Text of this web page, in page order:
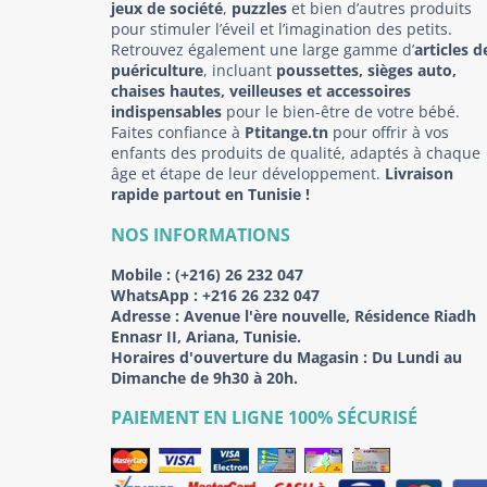
jeux de société, puzzles et bien d’autres produits
pour stimuler l’éveil et l’imagination des petits.
Retrouvez également une large gamme d’articles
puériculture, incluant poussettes, sièges auto,
chaises hautes, veilleuses et accessoires
indispensables pour le bien-être de votre bébé.
Faites confiance à Ptitange.tn pour offrir à vos
enfants des produits de qualité, adaptés à chaque
âge et étape de leur développement. Livraison
rapide partout en Tunisie !
NOS INFORMATIONS
Mobile : (+216) 26 232 047
WhatsApp : +216 26 232 047
Adresse : Avenue l'ère nouvelle, Résidence Riadh
Ennasr II, Ariana, Tunisie.
Horaires d'ouverture du Magasin : Du Lundi au
Dimanche de 9h30 à 20h.
PAIEMENT EN LIGNE 100% SÉCURISÉ